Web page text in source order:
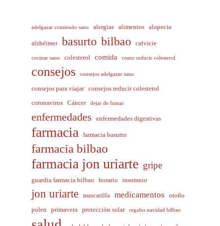
adelgazar comiendo sano alergias alimentos alopecia
alzhéimer basurto bilbao calvicie
cocinar sano colesterol comida como reducir colesterol
consejos consejos adelgazar sano
consejos para viajar consejos reducir colesterol
coronavirus Cáncer dejar de fumar
enfermedades enfermedades digestivas
farmacia farmacia basurto
farmacia bilbao
farmacia jon uriarte gripe
guardia farmacia bilbao horario insomnio
jon uriarte mascarilla medicamentos
otoño
polen
primavera protección solar regalos navidad bilbao